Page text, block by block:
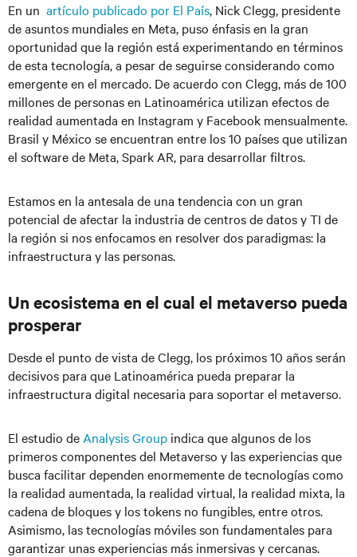
En un artículo publicado por El País, Nick Clegg, presidente
de asuntos mundiales en Meta, puso énfasis en la gran
oportunidad que la región está experimentando en términos
de esta tecnología, a pesar de seguirse considerando como
emergente en el mercado. De acuerdo con Clegg, más de 100
millones de personas en Latinoamérica utilizan efectos de
realidad aumentada en Instagram y Facebook mensualmente.
Brasil y México se encuentran entre los 10 países que utilizan
el software de Meta, Spark AR, para desarrollar filtros.
Estamos en la antesala de una tendencia con un gran
potencial de afectar la industria de centros de datos y TI de
la región si nos enfocamos en resolver dos paradigmas: la
infraestructura y las personas.
Un ecosistema en el cual el metaverso pueda
prosperar
Desde el punto de vista de Clegg, los próximos 10 años serán
decisivos para que Latinoamérica pueda preparar la
infraestructura digital necesaria para soportar el metaverso.
El estudio de Analysis Group indica que algunos de los
primeros componentes del Metaverso y las experiencias que
busca facilitar dependen enormemente de tecnologías como
la realidad aumentada, la realidad virtual, la realidad mixta, la
cadena de bloques y los tokens no fungibles, entre otros.
Asimismo, las tecnologías móviles son fundamentales para
garantizar unas experiencias más inmersivas y cercanas.